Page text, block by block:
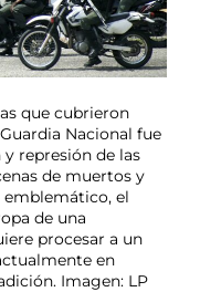
que cubrieron
Nacional fue
represión de las
de muertos y
emblemático, el
de una
procesar a un
en
Imagen: LP